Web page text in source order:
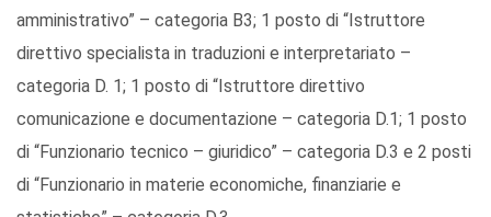
amministrativo” – categoria B3; 1 posto di “Istruttore
direttivo specialista in traduzioni e interpretariato –
categoria D. 1; 1 posto di “Istruttore direttivo
comunicazione e documentazione – categoria D.1; 1 posto
di “Funzionario tecnico – giuridico” – categoria D.3 e 2 posti
di “Funzionario in materie economiche, finanziarie e